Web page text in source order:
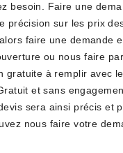
besoin. Faire une
précision sur les prix
faire une demande
ou nous faire
gratuite à remplir avec
et sans
sera ainsi précis et
nous faire votre